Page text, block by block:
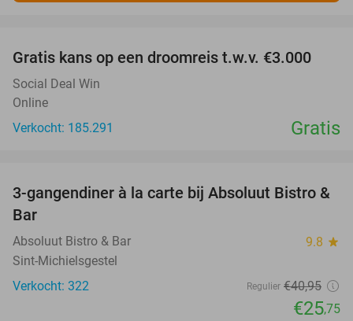
Gratis kans op een droomreis t.w.v. €3.000
Social Deal Win
Online
Verkocht: 185.291
Gratis
37%
3-gangendiner à la carte bij Absoluut Bistro &
Bar
Absoluut Bistro & Bar 9.8 star
Sint-Michielsgestel
Verkocht: 322
Regulier €40,95
€25,75